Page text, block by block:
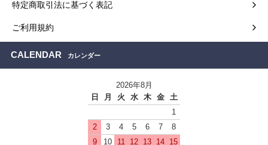
特定商取引法に基づく表記
ご利用規約
CALENDAR カレンダー
2026年8月
日
月 火 水 木 金
土
1
2
3 4 5 6 7
8
9
10 11 12 13 14 15